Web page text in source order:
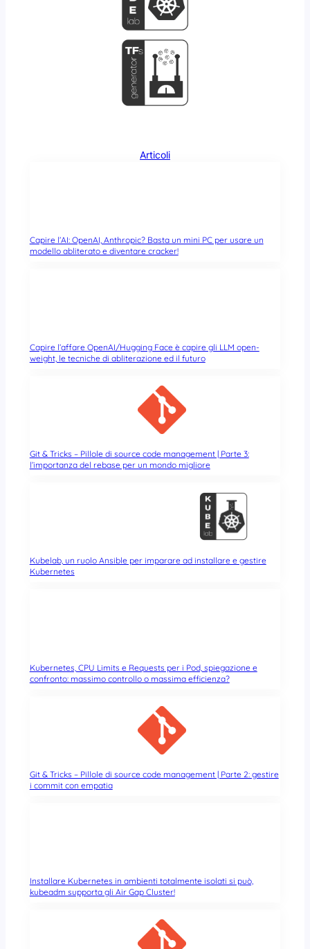
Articoli
Capire l’AI: OpenAI, Anthropic? Basta un mini PC per usare un
modello abliterato e diventare cracker!
Capire l’affare OpenAI/Hugging Face è capire gli LLM open-
weight, le tecniche di abliterazione ed il futuro
Git & Tricks – Pillole di source code management | Parte 3:
l’importanza del rebase per un mondo migliore
Kubelab, un ruolo Ansible per imparare ad installare e gestire
Kubernetes
Kubernetes, CPU Limits e Requests per i Pod, spiegazione e
confronto: massimo controllo o massima efficienza?
Git & Tricks – Pillole di source code management | Parte 2: gestire
i commit con empatia
Installare Kubernetes in ambienti totalmente isolati si può,
kubeadm supporta gli Air Gap Cluster!